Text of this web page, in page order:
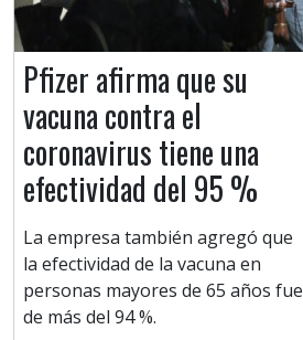
Pfizer afirma que su
vacuna contra el
coronavirus tiene una
efectividad del 95 %
La empresa también agregó que
la efectividad de la vacuna en
personas mayores de 65 años fue
de más del 94 %.